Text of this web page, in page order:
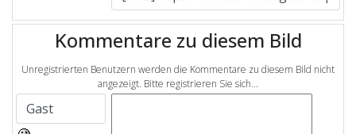
Kommentare zu diesem Bild
Unregistrierten Benutzern werden die Kommentare zu diesem Bild nicht
angezeigt. Bitte registrieren Sie sich...